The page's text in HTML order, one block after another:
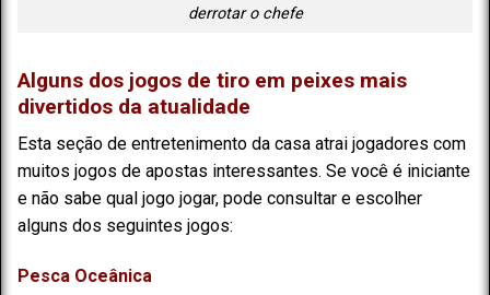
derrotar o chefe
Alguns dos jogos de tiro em peixes mais
divertidos da atualidade
Esta seção de entretenimento da casa atrai jogadores com
muitos jogos de apostas interessantes. Se você é iniciante
e não sabe qual jogo jogar, pode consultar e escolher
alguns dos seguintes jogos:
Pesca Oceânica